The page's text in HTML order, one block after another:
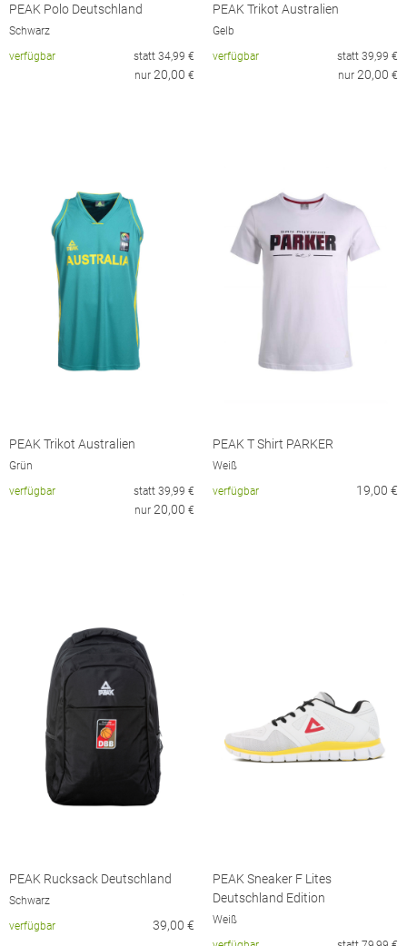
PEAK Polo Deutschland
Schwarz
verfügbar
statt 34,99 €
nur 20,00 €
PEAK Trikot Australien
Gelb
verfügbar
statt 39,99 €
nur 20,00 €
PEAK Trikot Australien
Grün
verfügbar
statt 39,99 €
nur 20,00 €
PEAK T Shirt PARKER
Weiß
verfügbar
19,00 €
PEAK Rucksack Deutschland
Schwarz
verfügbar
39,00 €
PEAK Sneaker F Lites
Deutschland Edition
Weiß